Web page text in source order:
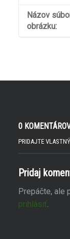
Názov
obrázku:
0
PRIDAJTE
Pridaj
Prepáčte, ale
prihlásiť.